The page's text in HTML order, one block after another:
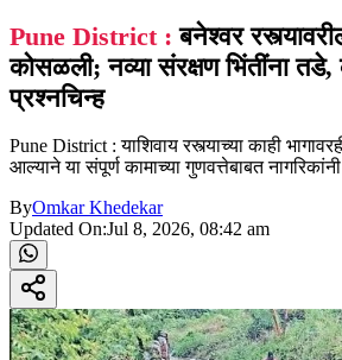
Pune District : बनेश्वर
कोसळली; नव्या संरक्षण भिंतींना तडे,
प्रश्नचिन्ह
Pune District : याशिवाय रस्त्याच्या काही
आल्याने या संपूर्ण कामाच्या गुणवत्तेबाबत
ByOmkar Khedekar
Updated On:Jul 8, 2026, 08:42 am